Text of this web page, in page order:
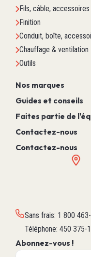
Fils, câble, accessoires
Finition
Conduit, boîte,
Chauffage & ventilation
Outils
Nos marques
Guides et conseils
Faites partie de
Contactez-nous
Contactez-nous
Sans frais: 1 800
Téléphone: 450 375-
Abonnez-vous !